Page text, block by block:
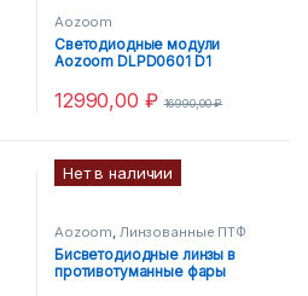
Aozoom
Светодиодные модули
Aozoom DLPD0601 D1
12990,00 ₽ 16990,00₽
Нет в наличии
Aozoom, Линзованные ПТФ
Бисветодиодные линзы в
противотуманные фары